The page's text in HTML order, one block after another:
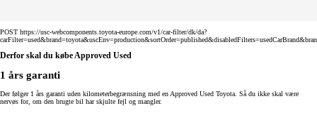
POST https://usc-webcomponents.toyota-europe.com/v1/car-filter/dk/da?
Derfor skal du købe Approved Used
1 års garanti
Der følger 1 års garanti uden kilometerbegrænsning med en Approved Used Toyota. Så du ikke skal være
nervøs for, om den brugte bil har skjulte fejl og mangler.